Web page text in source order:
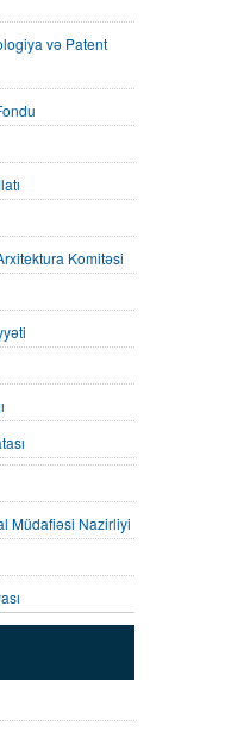
və Patent
Komitəsi
Müdafiəsi Nazirliyi